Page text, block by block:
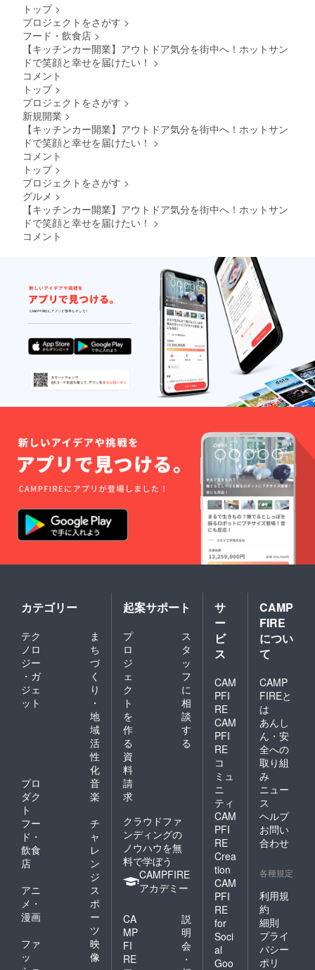
場所
は、ご
が合う
ように
ルにて
日時、
をさせ
て頂け
ればと
思いま
す。
BBQ以
外の費
用（交
通費や
別途購
入した
食材な
ど）は
自己負
願いし
ます。
途中参
加、途
中退出
可能で
す。 皆
様が満
足でき
に準備
いたし
ます
して頂
いても
構いま
せん。
来場時
カード
の提示
をお願
いしま
す。 限
定4組様
までと
なって
おりま
す。
伺いま
す。 1
とさせ
て頂き
所、出
店日、
わせを
させて
頂けれ
ばと思
いま
す。 ③
キッチ
ンカー
前看板
へ、ご
支援者
様のお
名前と
事業広
れば下
記条件
の広告
を掲載
させて
頂きま
す。 名
前は団
体名・
名・個
人名な
ど、何
広告は1
組様A4
サイズ
を2部ま
で、掲
は1年間
とさせ
て頂き
ます。
こちら
も別途
メール
にて発
送方法
等の打
ち合わ
せをさ
せて頂
ければ
と思い
ます。
様まで
となっ
ており
ます。
トップ >
プロジェクトをさがす >
フード・飲食店 >
【キッチンカー開業】アウトドア気分を街中へ！ホットサン
ドで笑顔と幸せを届けたい！ >
コメント
トップ >
プロジェクトをさがす >
新規開業 >
【キッチンカー開業】アウトドア気分を街中へ！ホットサン
ドで笑顔と幸せを届けたい！ >
コメント
トップ >
プロジェクトをさがす >
グルメ >
【キッチンカー開業】アウトドア気分を街中へ！ホットサン
ドで笑顔と幸せを届けたい！ >
コメント
カテゴリー
テク
ノロ
ジー
・ガ
ジェ
ット
ま
ち
づ
く
り
・
地
域
活
性
化
プロ
ダク
ト
音
楽
フー
ド・
飲食
店
チ
ャ
レ
ン
ジ
アニ
メ・
漫画
ス
ポ
ー
ツ
ファ
ッ
映
像
起案サポート
プ
ロ
ジ
ェ
ク
ト
を
作
る
ス
タ
ッ
フ
に
相
談
す
る
資
料
請
求
クラウドファ
ンディングの
ノウハウを無
料で学ぼう
CAMPFIRE
アカデミー
CA
MP
FI
RE
説
明
会
・
サ
ー
ビ
ス
CAM
PFI
RE
CAM
PFI
RE
コ
ミュ
ニ
ティ
CAM
PFI
RE
Crea
tion
CAM
PFI
RE
for
Soci
al
Goo
CAMP
FIRE
につい
て
CAMP
FIREと
は
あんし
ん・安
全への
取り組
み
ニュー
ス
ヘルプ
お問い
合わせ
各種規定
利用規
約
細則
プライ
バシー
ポリ